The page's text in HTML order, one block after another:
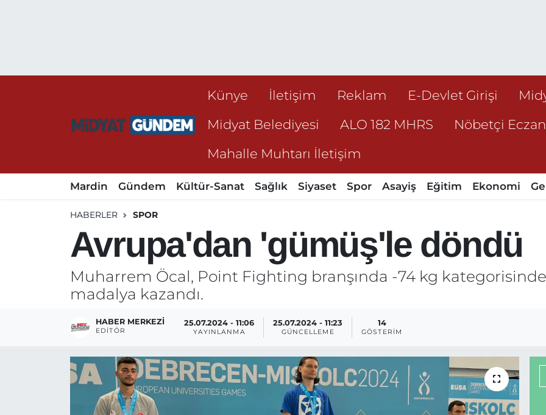
Künye İletişim Reklam E-Devlet Girişi
Midyat Belediyesi
ALO 182 MHRS Nöbetçi
Mahalle Muhtarı İletişim
Mardin Gündem Kültür-Sanat Sağlık Siyaset Spor Asayiş Eğitim Ekonomi
HABERLER SPOR
Avrupa'dan 'gümüş'le döndü
Muharrem Öcal, Point Fighting branşında -74 kg
madalya kazandı.
HABER MERKEZI
EDITÖR
25.07.2024 - 11:06
YAYINLANMA
25.07.2024 - 11:23
GÜNCELLEME
14
GÖSTERIM